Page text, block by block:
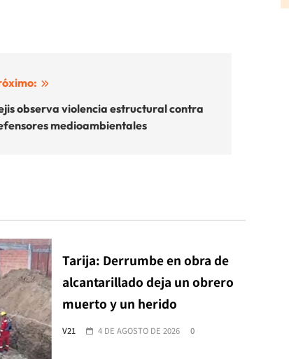
observa violencia estructural contra
medioambientales
Tarija: Derrumbe en obra de
alcantarillado deja un obrero
muerto y un herido
V21 4 DE AGOSTO DE 2026 0